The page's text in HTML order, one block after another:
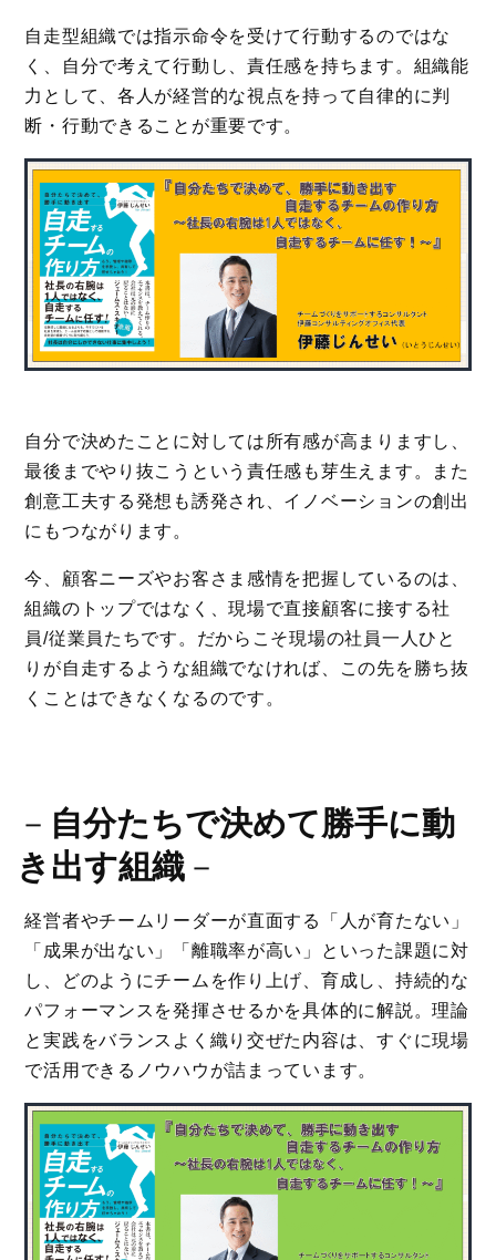
自走型組織では指示命令を受けて行動するのではな
く、自分で考えて行動し、責任感を持ちます。組織能
力として、各人が経営的な視点を持って自律的に判
断・行動できることが重要です。
自分で決めたことに対しては所有感が高まりますし、
最後までやり抜こうという責任感も芽生えます。また
創意工夫する発想も誘発され、イノベーションの創出
にもつながります。
今、顧客ニーズやお客さま感情を把握しているのは、
組織のトップではなく、現場で直接顧客に接する社
員/従業員たちです。だからこそ現場の社員一人ひと
りが自走するような組織でなければ、この先を勝ち抜
くことはできなくなるのです。
－ 自分たちで決めて勝手に動
き出す組織 －
経営者やチームリーダーが直面する「人が育たない」
「成果が出ない」「離職率が高い」といった課題に対
し、どのようにチームを作り上げ、育成し、持続的な
パフォーマンスを発揮させるかを具体的に解説。理論
と実践をバランスよく織り交ぜた内容は、すぐに現場
で活用できるノウハウが詰まっています。